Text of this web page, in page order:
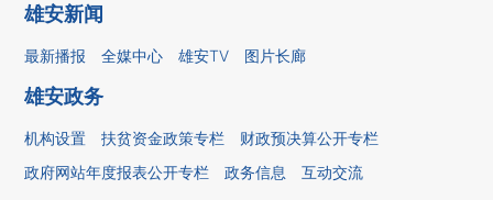
雄安新闻
最新播报 全媒中心 雄安TV 图片长廊
雄安政务
机构设置 扶贫资金政策专栏
财政预决算公开专栏
政府网站年度报表公开专栏
政务信息 互动交流